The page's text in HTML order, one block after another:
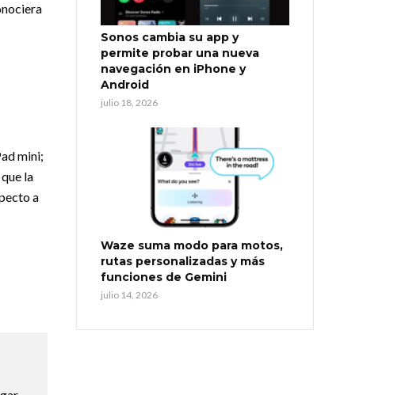
mini;
la
a
Sonos cambia su app y
permite probar una nueva
navegación en iPhone y
Android
julio 18, 2026
Waze suma modo para motos,
rutas personalizadas y más
funciones de Gemini
julio 14, 2026